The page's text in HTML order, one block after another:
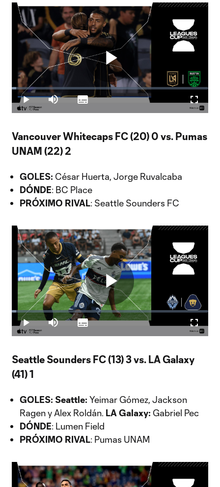
Play
Video
Play Mute
Loaded:
2.37%
Subtitles
Vancouver Whitecaps FC (20) 0 vs. Pumas
UNAM (22) 2
GOLES: César Huerta, Jorge Ruvalcaba
DÓNDE: BC Place
PRÓXIMO RIVAL: Seattle Sounders FC
Play
Video
Play Mute
Loaded:
2.36%
Subtitles
Seattle Sounders FC (13) 3 vs. LA Galaxy
(41) 1
GOLES: Seattle: Yeimar Gómez, Jackson
Ragen y Alex Roldán. LA Galaxy: Gabriel Pec
DÓNDE: Lumen Field
PRÓXIMO RIVAL: Pumas UNAM